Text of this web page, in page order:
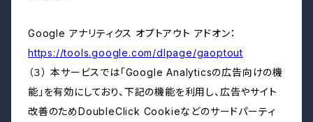
Google アナリティクス オプトアウト アドオン：
https://tools.google.com/dlpage/gaoptout
（３） 本サービスでは「Google Analyticsの広告向けの機
能」を有効にしており、下記の機能を利用し、広告やサイト
改善のためDoubleClick Cookieなどのサードパーティ